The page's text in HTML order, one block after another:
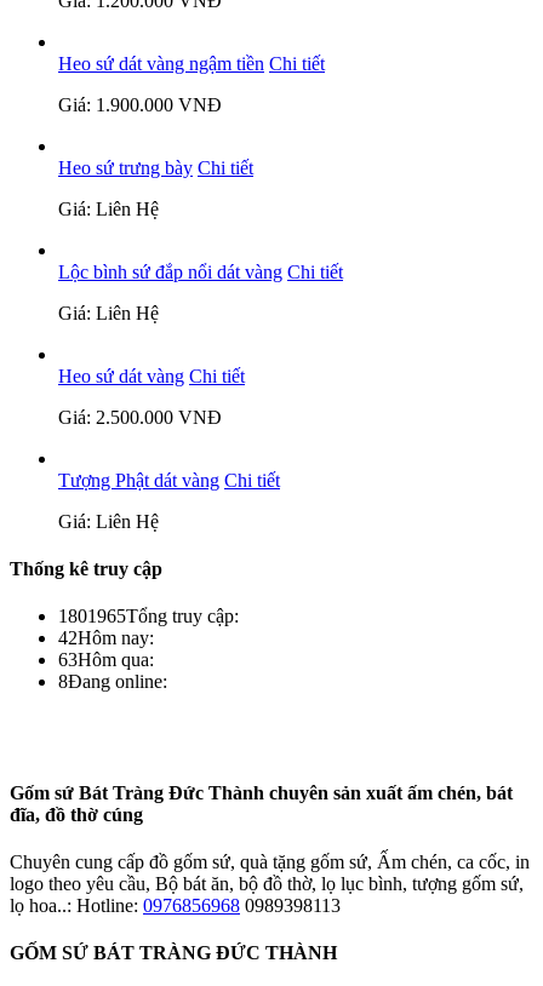
Heo sứ dát vàng ngậm tiền Chi tiết
Giá: 1.900.000 VNĐ
Heo sứ trưng bày Chi tiết
Giá: Liên Hệ
Lộc bình sứ đắp nổi dát vàng Chi tiết
Giá: Liên Hệ
Heo sứ dát vàng Chi tiết
Giá: 2.500.000 VNĐ
Tượng Phật dát vàng Chi tiết
Giá: Liên Hệ
Thống kê truy cập
1801965Tổng truy cập:
42Hôm nay:
63Hôm qua:
8Đang online:
Gốm sứ Bát Tràng Đức Thành chuyên sản xuất ấm chén, bát
đĩa, đồ thờ cúng
Chuyên cung cấp đồ gốm sứ, quà tặng gốm sứ, Ấm chén, ca cốc, in
logo theo yêu cầu, Bộ bát ăn, bộ đồ thờ, lọ lục bình, tượng gốm sứ,
lọ hoa..: Hotline: 0976856968 0989398113
GỐM SỨ BÁT TRÀNG ĐỨC THÀNH